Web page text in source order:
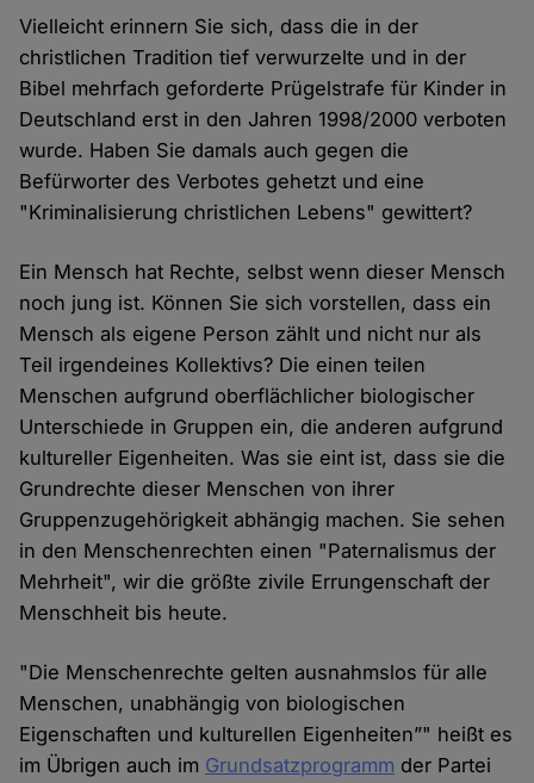
Vielleicht erinnern Sie sich, dass die in der
christlichen Tradition tief verwurzelte und in der
Bibel mehrfach geforderte Prügelstrafe für Kinder in
Deutschland erst in den Jahren 1998/­2000 verboten
wurde. Haben Sie damals auch gegen die
Befürworter des Verbotes gehetzt und eine
"Kriminalisierung christlichen Lebens" gewittert?
Ein Mensch hat Rechte, selbst wenn dieser Mensch
noch jung ist. Können Sie sich vorstellen, dass ein
Mensch als eigene Person zählt und nicht nur als
Teil irgendeines Kollektivs? Die einen teilen
Menschen aufgrund oberflächlicher biologischer
Unterschiede in Gruppen ein, die anderen aufgrund
kultureller Eigenheiten. Was sie eint ist, dass sie die
Grundrechte dieser Menschen von ihrer
Gruppenzugehörigkeit abhängig machen. Sie sehen
in den Menschenrechten einen "Paternalismus der
Mehrheit", wir die größte zivile Errungenschaft der
Menschheit bis heute.
"Die Menschenrechte gelten ausnahmslos für alle
Menschen, unabhängig von biologischen
Eigenschaften und kulturellen Eigenheiten”" heißt es
im Übrigen auch im Grundsatzprogramm der Partei